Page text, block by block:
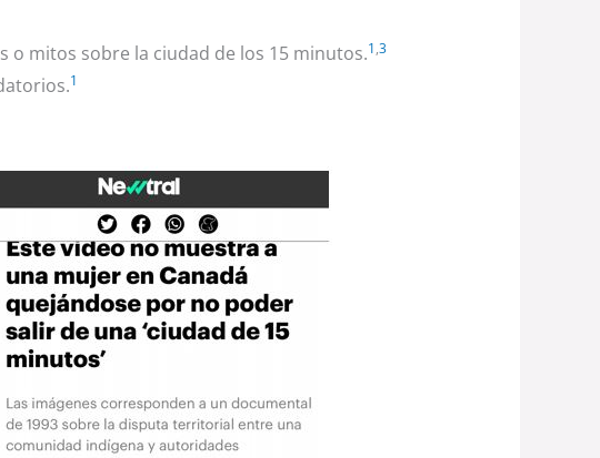
o mitos sobre la ciudad de los 15 minutos.1,3
1